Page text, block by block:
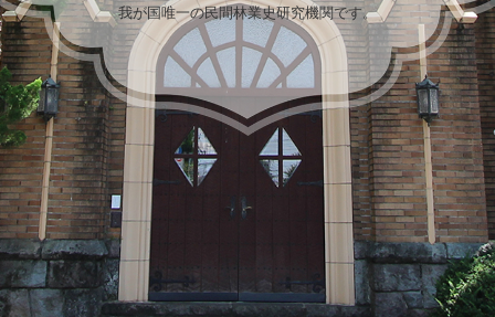
我が国唯一の民間林業史研究機関です。